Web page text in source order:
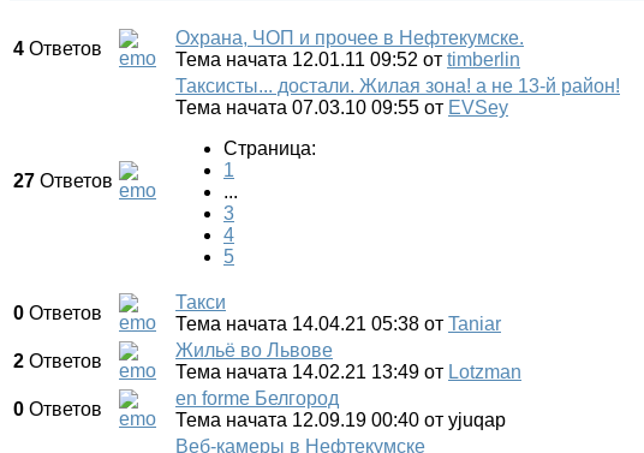
4 Ответов
Охрана, ЧОП и прочее в Нефтекумске.
Тема начата 12.01.11 09:52 от timberlin
27 Ответов
Таксисты... достали. Жилая зона! а не 13-й район!
Тема начата 07.03.10 09:55 от EVSey
Страница:
1
...
3
4
5
0 Ответов
Такси
Тема начата 14.04.21 05:38 от Taniar
2 Ответов
Жильё во Львове
Тема начата 14.02.21 13:49 от Lotzman
0 Ответов
en forme Белгород
Тема начата 12.09.19 00:40 от yjuqap
Веб-камеры в Нефтекумске